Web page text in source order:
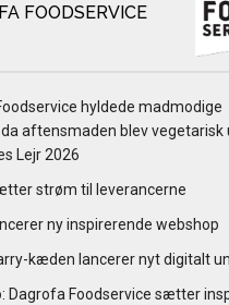
FOODSERVICE
hyldede madmodige
aftensmaden blev vegetarisk
Lejr 2026
strøm til leverancerne
ny inspirerende webshop
kæden lancerer nyt digitalt
Dagrofa Foodservice sætter